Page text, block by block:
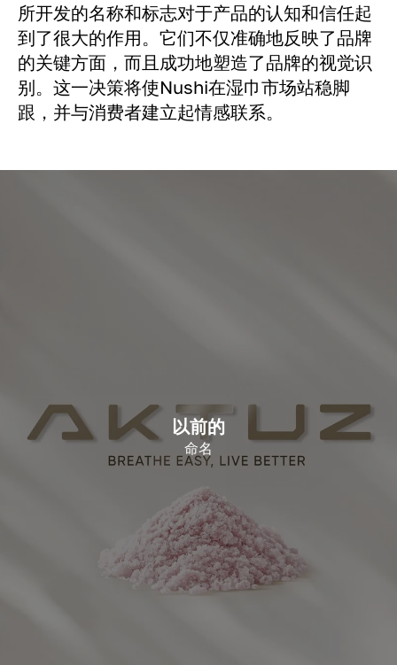
所开发的名称和标志对于产品的认知和信任起
到了很大的作用。它们不仅准确地反映了品牌
的关键方面，而且成功地塑造了品牌的视觉识
别。这一决策将使Nushi在湿巾市场站稳脚
跟，并与消费者建立起情感联系。
以前的
命名